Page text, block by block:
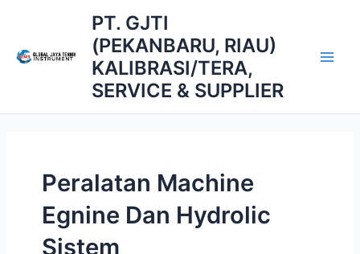
content
PT. GJTI
(PEKANBARU, RIAU)
KALIBRASI/TERA,
SERVICE & SUPPLIER
Peralatan Machine
Egnine Dan Hydrolic
Sistem